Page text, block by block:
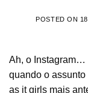
POSTED ON
Ah, o Instagram…
quando o
as it girls mais